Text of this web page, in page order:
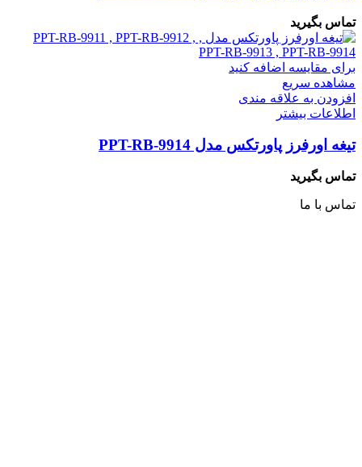
تماس بگیرید
برای مقایسه اضافه کنید
مشاهده سریع
افزودن به علاقه مندی
اطلاعات بیشتر
تیغه اورفرز پاورتکس مدل PPT-RB-9914
تماس بگیرید
تماس با ما